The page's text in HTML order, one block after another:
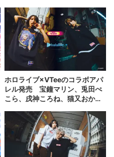
ホロライブ×VTeeのコラボアパ
レル発売 宝鐘マリン、兎田ぺ
こら、戌神ころね、猫又おかゆ